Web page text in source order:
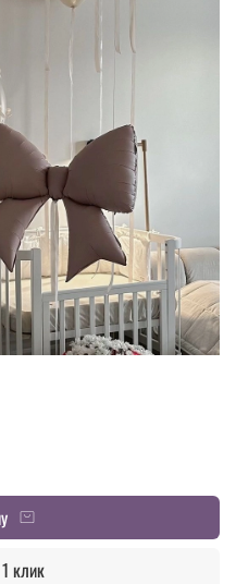
клик